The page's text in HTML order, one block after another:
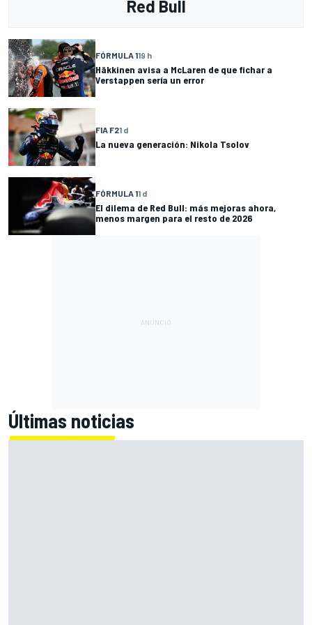
Red Bull
FÓRMULA 119 h
Häkkinen avisa a McLaren de que fichar a
Verstappen sería un error
FIA F21 d
La nueva generación: Nikola Tsolov
FÓRMULA 11 d
El dilema de Red Bull: más mejoras ahora,
menos margen para el resto de 2026
Últimas noticias